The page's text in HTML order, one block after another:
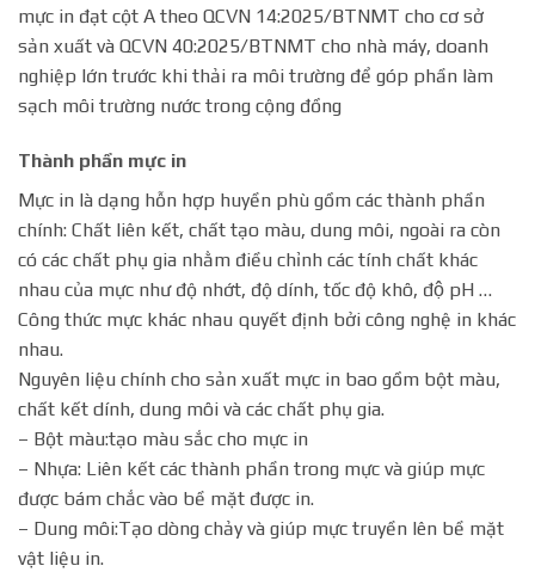
mực in đạt cột A theo QCVN 14:2025/BTNMT cho cơ sở
sản xuất và QCVN 40:2025/BTNMT cho nhà máy, doanh
nghiệp lớn trước khi thải ra môi trường để góp phần làm
sạch môi trường nước trong cộng đồng
Thành phần mực in
Mực in là dạng hỗn hợp huyền phù gồm các thành phần
chính: Chất liên kết, chất tạo màu, dung môi, ngoài ra còn
có các chất phụ gia nhằm điều chỉnh các tính chất khác
nhau của mực như độ nhớt, độ dính, tốc độ khô, độ pH …
Công thức mực khác nhau quyết định bởi công nghệ in khác
nhau.
Nguyên liệu chính cho sản xuất mực in bao gồm bột màu,
chất kết dính, dung môi và các chất phụ gia.
– Bột màu:tạo màu sắc cho mực in
– Nhựa: Liên kết các thành phần trong mực và giúp mực
được bám chắc vào bề mặt được in.
– Dung môi:Tạo dòng chảy và giúp mực truyền lên bề mặt
vật liệu in.